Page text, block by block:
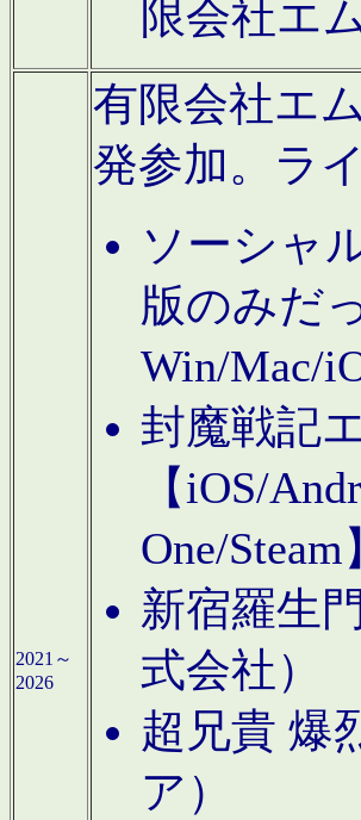
限会社エ
2021～
2026
有限会社エ
発参加。ラ
ソーシャ
版のみだ
Win/Mac/
封魔戦記
【iOS/
One/
新宿羅生
式会社）
超兄貴 爆
ア）